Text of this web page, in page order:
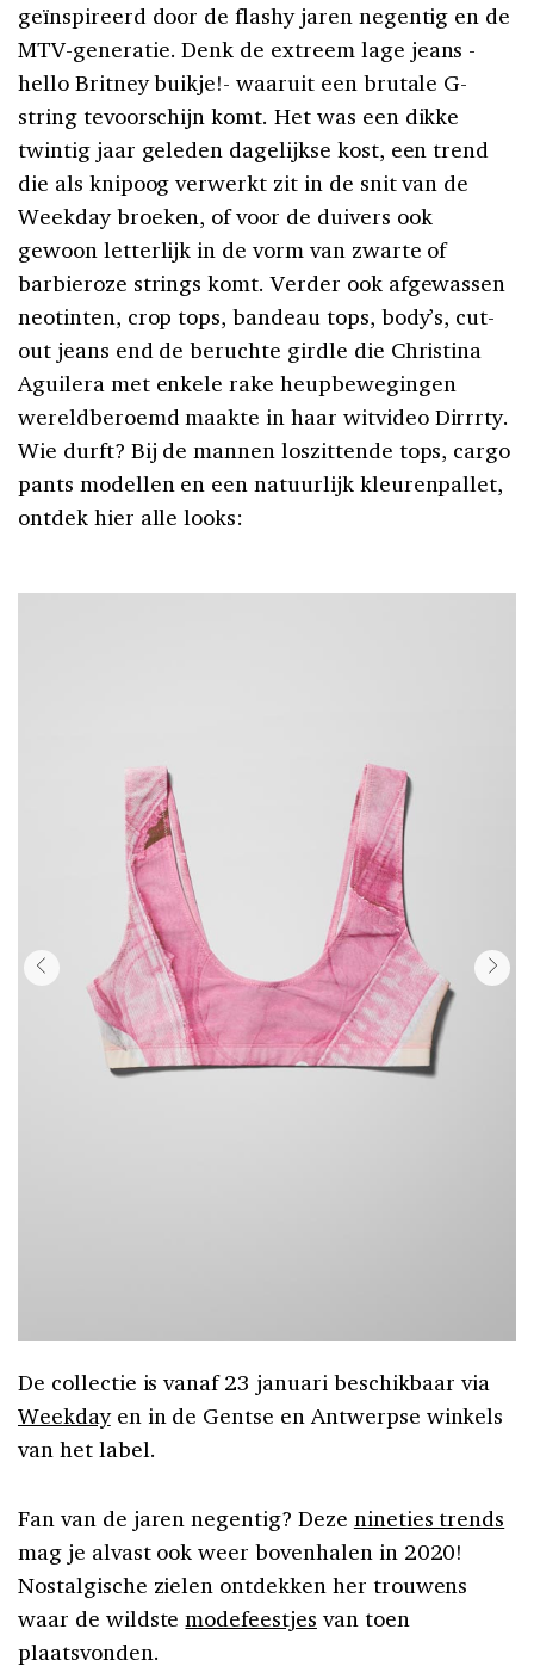
geïnspireerd door de flashy jaren negentig en de
MTV-generatie. Denk de extreem lage jeans -
hello Britney buikje!- waaruit een brutale G-
string tevoorschijn komt. Het was een dikke
twintig jaar geleden dagelijkse kost, een trend
die als knipoog verwerkt zit in de snit van de
Weekday broeken, of voor de duivers ook
gewoon letterlijk in de vorm van zwarte of
barbieroze strings komt. Verder ook afgewassen
neotinten, crop tops, bandeau tops, body’s, cut-
out jeans end de beruchte girdle die Christina
Aguilera met enkele rake heupbewegingen
wereldberoemd maakte in haar witvideo Dirrrty.
Wie durft? Bij de mannen loszittende tops, cargo
pants modellen en een natuurlijk kleurenpallet,
ontdek hier alle looks:
De collectie is vanaf 23 januari beschikbaar via
Weekdayen in de Gentse en Antwerpse winkels
van het label.
Fan van de jaren negentig? Deze nineties trends
mag je alvast ook weer bovenhalen in 2020!
Nostalgische zielen ontdekken her trouwens
waar de wildstemodefeestjes van toen
plaatsvonden.